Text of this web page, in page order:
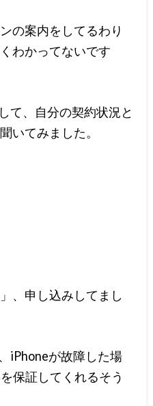
の案内をしてるわり
わかってないです
て、自分の契約状況と
いてみました。
、申し込みしてまし
iPhoneが故障した場
保証してくれるそう